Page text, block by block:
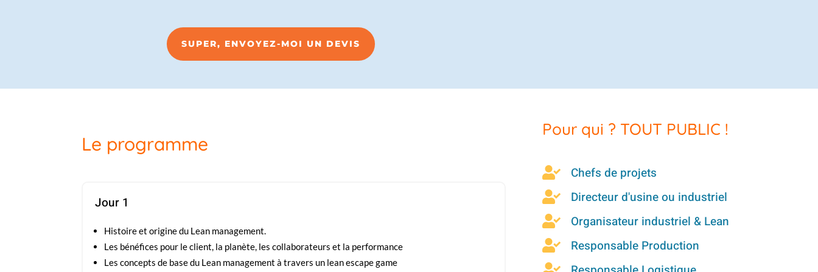
SUPER, ENVOYEZ-MOI UN DEVIS
Le programme
Jour 1
Histoire et origine du Lean management.
Les bénéfices pour le client, la planète, les collaborateurs et la performance
Les concepts de base du Lean management à travers un lean escape game
Pour qui ? TOUT PUBLIC !
 Chefs de projets
 Directeur d'usine ou industriel
 Organisateur industriel & Lean
 Responsable Production